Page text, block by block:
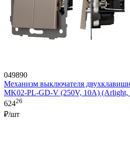
049890
Механизм выключателя
MK02-PL-GD-V (250V, 10A) (Arlight,
62426
₽/шт